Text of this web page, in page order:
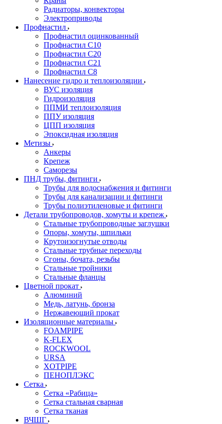
Радиаторы, конвекторы
Электроприводы
Профнастил
Профнастил оцинкованный
Профнастил С10
Профнастил С20
Профнастил С21
Профнастил С8
Нанесение гидро и теплоизоляции
ВУС изоляция
Гидроизоляция
ППМИ теплоизоляция
ППУ изоляция
ЦПП изоляция
Эпоксидная изоляция
Метизы
Анкеры
Крепеж
Саморезы
ПНД трубы, фитинги
Трубы для водоснабжения и фитинги
Трубы для канализации и фитинги
Трубы полиэтиленовые и фитинги
Детали трубопроводов, хомуты и крепеж
Стальные трубопроводные заглушки
Опоры, хомуты, шпильки
Крутоизогнутые отводы
Стальные трубные переходы
Сгоны, бочата, резьбы
Стальные тройники
Стальные фланцы
Цветной прокат
Алюминий
Медь, латунь, бронза
Нержавеющий прокат
Изоляционные материалы
FOAMPIPE
K-FLEX
ROCKWOOL
URSA
XOTPIPE
ПЕНОПЛЭКС
Сетка
Сетка «Рабица»
Сетка стальная сварная
Сетка тканая
ВЧШГ